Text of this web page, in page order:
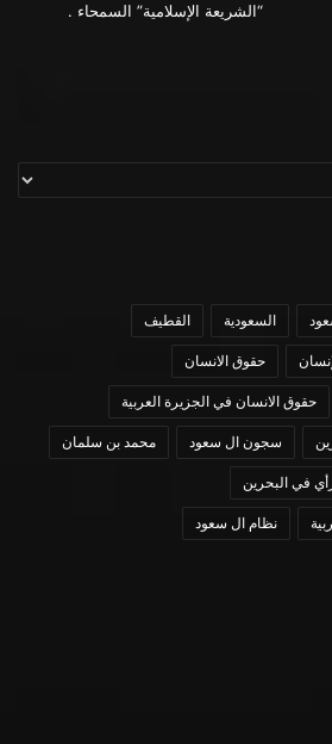
“الشريعة الإسلامية” السمحاء .
السعودية القطيف
حقوق الانسان
حقوق الانسان في الجزيرة العربية
سجون ال سعود محمد بن سلمان
في البحرين
نظام ال سعود